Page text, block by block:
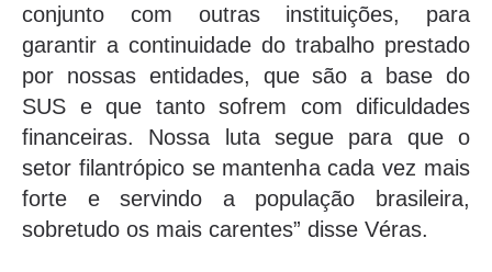
conjunto com outras instituições, para
garantir a continuidade do trabalho prestado
por nossas entidades, que são a base do
SUS e que tanto sofrem com dificuldades
financeiras. Nossa luta segue para que o
setor filantrópico se mantenha cada vez mais
forte e servindo a população brasileira,
sobretudo os mais carentes” disse Véras.